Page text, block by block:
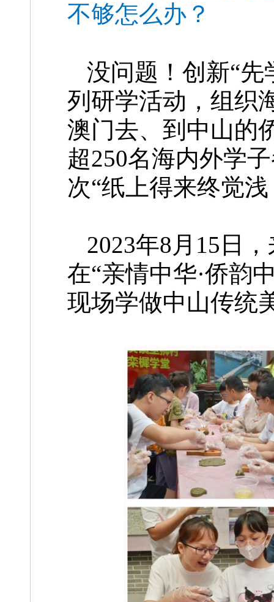
不够怎么办？
没问题！创新“
列研学活动，组织
澳门去、到中山的
超250名海内外学
次“纸上得来终觉
2023年8月15日
在“亲情中华·侨韵
现场学做中山传统